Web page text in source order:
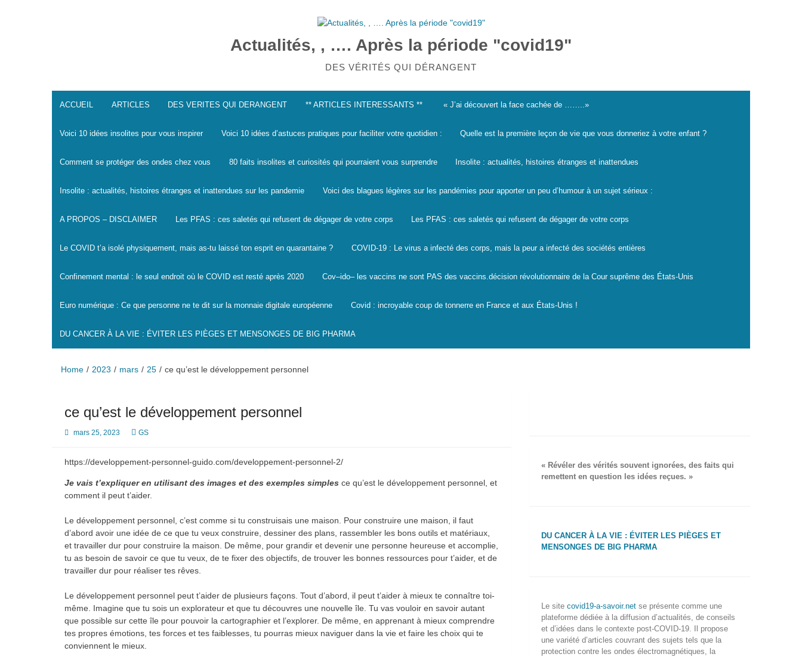
Actualités, , …. Après la période "covid19"
DES VÉRITÉS QUI DÉRANGENT
ACCUEIL ARTICLES DES VERITES QUI DERANGENT ** ARTICLES INTERESSANTS ** « J’ai découvert la face cachée de ……..»
Voici 10 idées insolites pour vous inspirer Voici 10 idées d’astuces pratiques pour faciliter votre quotidien : Quelle est la première leçon de vie que vous donneriez à votre enfant ?
Comment se protéger des ondes chez vous 80 faits insolites et curiosités qui pourraient vous surprendre Insolite : actualités, histoires étranges et inattendues
Insolite : actualités, histoires étranges et inattendues sur les pandemie Voici des blagues légères sur les pandémies pour apporter un peu d’humour à un sujet sérieux :
A PROPOS – DISCLAIMER Les PFAS : ces saletés qui refusent de dégager de votre corps Les PFAS : ces saletés qui refusent de dégager de votre corps
Le COVID t’a isolé physiquement, mais as-tu laissé ton esprit en quarantaine ? COVID-19 : Le virus a infecté des corps, mais la peur a infecté des sociétés entières
Confinement mental : le seul endroit où le COVID est resté après 2020 Cov–ido– les vaccins ne sont PAS des vaccins.décision révolutionnaire de la Cour suprême des États-Unis
Euro numérique : Ce que personne ne te dit sur la monnaie digitale européenne Covid : incroyable coup de tonnerre en France et aux États-Unis !
DU CANCER À LA VIE : ÉVITER LES PIÈGES ET MENSONGES DE BIG PHARMA
Home 2023 mars 25 ce qu’est le développement personnel
ce qu’est le développement personnel
mars 25, 2023 GS
https://developpement-personnel-guido.com/developpement-personnel-2/
Je vais t’expliquer en utilisant des images et des exemples simples ce qu’est le développement personnel, et
comment il peut t’aider.
Le développement personnel, c’est comme si tu construisais une maison. Pour construire une maison, il faut
d’abord avoir une idée de ce que tu veux construire, dessiner des plans, rassembler les bons outils et matériaux,
et travailler dur pour construire la maison. De même, pour grandir et devenir une personne heureuse et accomplie,
tu as besoin de savoir ce que tu veux, de te fixer des objectifs, de trouver les bonnes ressources pour t’aider, et de
travailler dur pour réaliser tes rêves.
Le développement personnel peut t’aider de plusieurs façons. Tout d’abord, il peut t’aider à mieux te connaître toi-
même. Imagine que tu sois un explorateur et que tu découvres une nouvelle île. Tu vas vouloir en savoir autant
que possible sur cette île pour pouvoir la cartographier et l’explorer. De même, en apprenant à mieux comprendre
tes propres émotions, tes forces et tes faiblesses, tu pourras mieux naviguer dans la vie et faire les choix qui te
conviennent le mieux.
« Révéler des vérités souvent ignorées, des faits qui
remettent en question les idées reçues. »
DU CANCER À LA VIE : ÉVITER LES PIÈGES ET
MENSONGES DE BIG PHARMA
Le site covid19-a-savoir.netse présente comme une
plateforme dédiée à la diffusion d’actualités, de conseils
et d’idées dans le contexte post-COVID-19. Il propose
une variété d’articles couvrant des sujets tels que la
protection contre les ondes électromagnétiques, la